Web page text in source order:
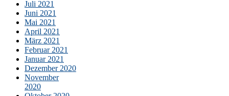
Juli 2021
Juni 2021
Mai 2021
April 2021
März 2021
Februar 2021
Januar 2021
Dezember 2020
November
2020